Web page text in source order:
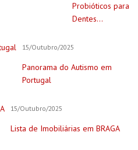
Probióticos para
Dentes...
15/Outubro/2025
Panorama do Autismo em
Portugal
15/Outubro/2025
Lista de Imobiliárias em BRAGA